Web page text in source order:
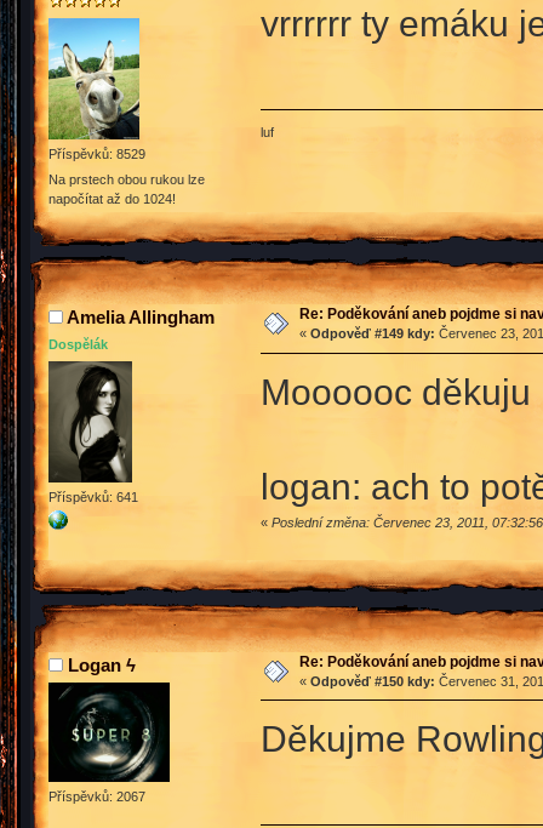
Příspěvků: 8529
Na prstech obou rukou lze
napočítat až do 1024!
vrrrrrr ty emáku
luf
Amelia Allingham
Dospělák
Příspěvků: 641
Re: Poděkování aneb pojdme si
« Odpověď #149 kdy: Červenec 23,
Moooooc
logan: ach to
« Poslední změna: Červenec 23, 2011,
Logan ϟ
Příspěvků: 2067
Re: Poděkování aneb pojdme si
« Odpověď #150 kdy: Červenec 31,
Děkujme